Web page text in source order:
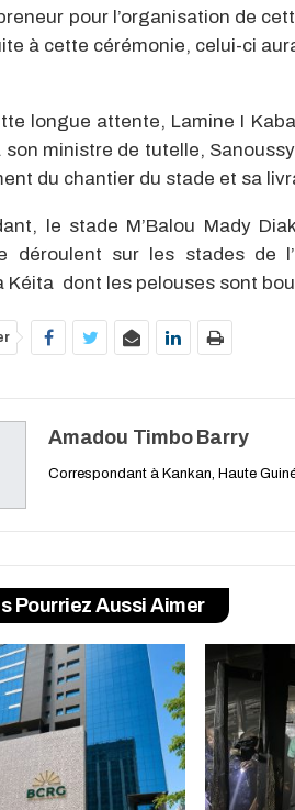
pour l’organisation de
à cette cérémonie, celui-ci
longue attente, Lamine I
son ministre de tutelle,
du chantier du stade et sa
le stade M’Balou Mady
déroulent sur les stades de
Kéita dont les pelouses sont
Amadou Timbo Barry
Correspondant à Kankan, Haute
Pourriez Aussi Aimer